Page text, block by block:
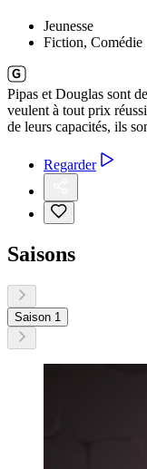
Jeunesse
Fiction, Comédie
Pipas et Douglas sont
veulent à tout prix
de leurs capacités, ils
Regarder
Saisons
Saison 1